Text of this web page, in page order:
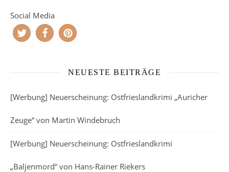
Social Media
NEUESTE BEITRÄGE
[Werbung] Neuerscheinung: Ostfrieslandkrimi „Auricher
Zeuge“ von Martin Windebruch
[Werbung] Neuerscheinung: Ostfrieslandkrimi
„Baljenmord“ von Hans-Rainer Riekers